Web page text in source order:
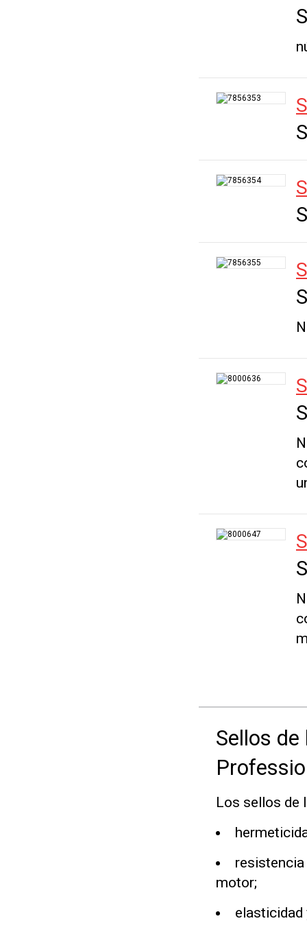
Sellos
Los sellos de
motor;
elasticidad